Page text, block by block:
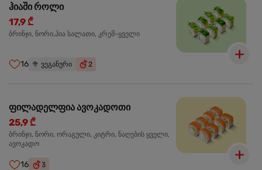
ჰიაში როლი
17,9 ₾
ბრინჯი, ნორი,ჰია სალათი, კრემ-ყველი
16 🥦 ვეგანური 2
ფილადელფია ავოკადოთი
25,9 ₾
ბრინჯი, ნორი, ორაგული, კიტრი, ნაღების ყველი,
ავოკადო
16 3